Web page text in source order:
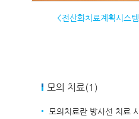
<전산화치료계획시스
모의 치료(1)
모의치료란 방사선 치료